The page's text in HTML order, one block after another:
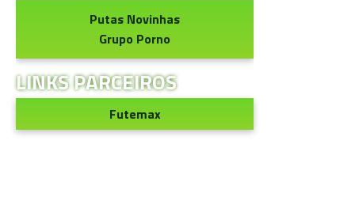
Putas Novinhas
Grupo Porno
LINKS PARCEIROS
Futemax